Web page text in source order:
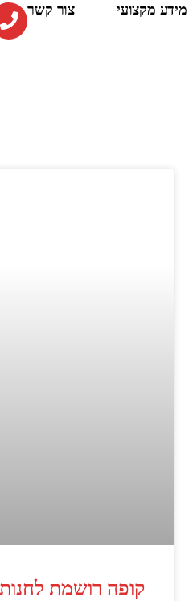
מידע מקצועי צור קשר
קופה רושמת